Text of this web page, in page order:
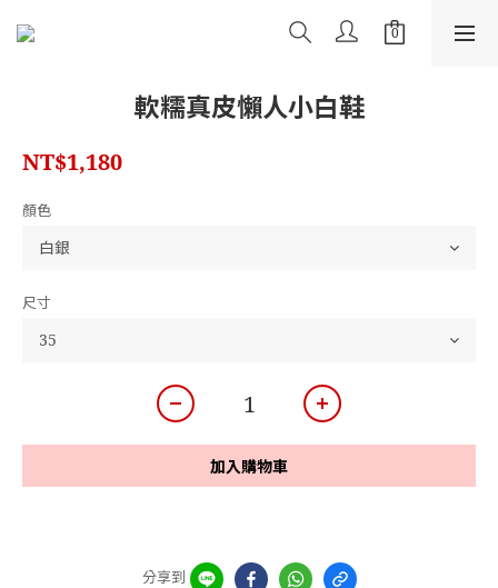
軟糯真皮懶人小白鞋
NT$1,180
顏色
尺寸
加入購物車
分享到